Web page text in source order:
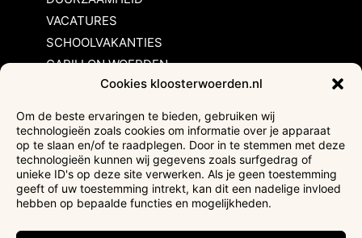
Cookies kloosterwoerden.nl
Om de beste ervaringen te bieden, gebruiken wij
technologieën zoals cookies om informatie over je apparaat
op te slaan en/of te raadplegen. Door in te stemmen met deze
technologieën kunnen wij gegevens zoals surfgedrag of
unieke ID's op deze site verwerken. Als je geen toestemming
geeft of uw toestemming intrekt, kan dit een nadelige invloed
hebben op bepaalde functies en mogelijkheden.
VACATURES
SCHOOLVAKANTIES
CARILLON WOERDEN
Inschrijvingsvoorwaarden
Bezoekersvoorwaarden
Huurvoorwaarden
Privacyverklaring
Ticketverkoop